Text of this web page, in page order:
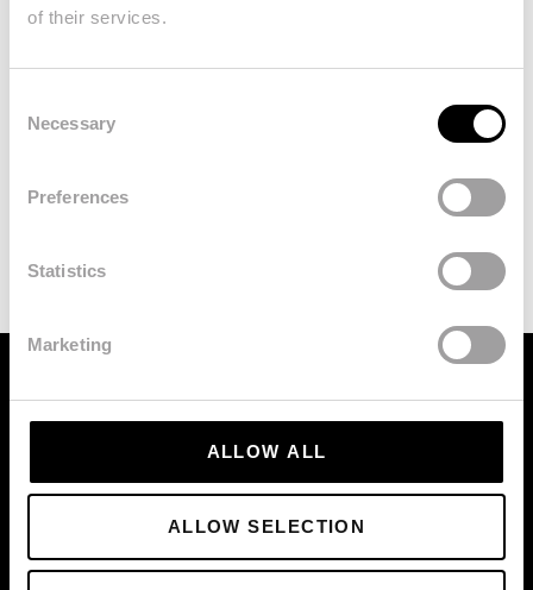
of their services.
Selection
Necessary
Preferences
Statistics
Marketing
ALLOW ALL
ALLOW SELECTION
Edificio Mapro
8135-106 Almancil, Algarve, Portugal